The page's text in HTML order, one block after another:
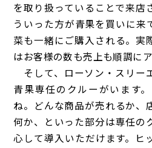
を取り扱っていることで来店
ういった方が青果を買いに来
菜も一緒にご購入される。実
はお客様の数も売上も順調に
そして、ローソン・スリー
青果専任のクルーがいます
ね。どんな商品が売れるか、
何か、といった部分は専任の
心して導入いただけます。ヒ